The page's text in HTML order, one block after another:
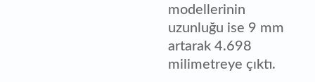
modellerinin
uzunluğu ise 9 mm
artarak 4.698
milimetreye çıktı.